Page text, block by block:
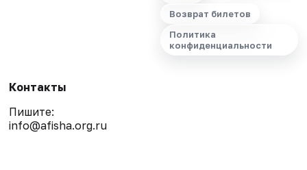
Возврат билетов
Политика
конфиденциальности
Контакты
Пишите:
info@afisha.org.ru